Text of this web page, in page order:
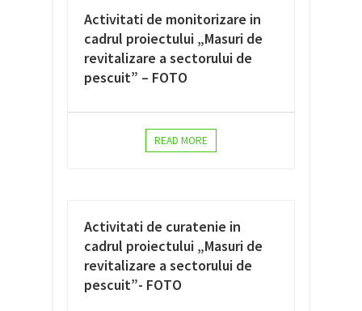
Activitati de monitorizare in
cadrul proiectului „Masuri de
revitalizare a sectorului de
pescuit” – FOTO
READ MORE
Activitati de curatenie in
cadrul proiectului „Masuri de
revitalizare a sectorului de
pescuit”- FOTO